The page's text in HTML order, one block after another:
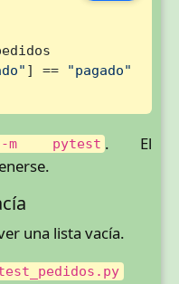
] ==
"pagado"
m pytest . El
una lista vacía.